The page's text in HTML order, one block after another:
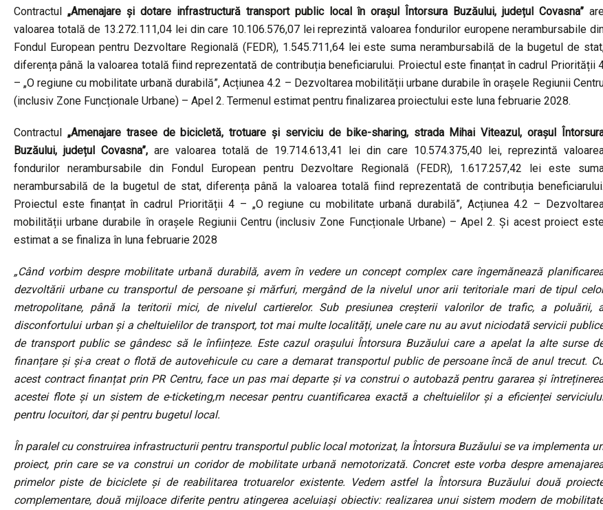
Contractul „Amenajare și dotare infrastructură transport public local în orașul Întorsura Buzăului, județul Covasna”
valoarea totală de 13.272.111,04 lei din care 10.106.576,07 lei reprezintă valoarea fondurilor europene nerambursabile
Fondul European pentru Dezvoltare Regională (FEDR), 1.545.711,64 lei este suma nerambursabilă de la bugetul de
diferența până la valoarea totală fiind reprezentată de contribuția beneficiarului. Proiectul este finanțat în cadrul Priorității
– „O regiune cu mobilitate urbană durabilă”, Acțiunea 4.2 – Dezvoltarea mobilității urbane durabile în orașele Regiunii
(inclusiv Zone Funcționale Urbane) – Apel 2. Termenul estimat pentru finalizarea proiectului este luna februarie 2028.
Contractul „Amenajare trasee de bicicletă, trotuare și serviciu de bike-sharing, strada Mihai Viteazul, orașul
Buzăului, județul Covasna”, are valoarea totală de 19.714.613,41 lei din care 10.574.375,40 lei, reprezintă
fondurilor nerambursabile din Fondul European pentru Dezvoltare Regională (FEDR), 1.617.257,42 lei este
nerambursabilă de la bugetul de stat, diferența până la valoarea totală fiind reprezentată de contribuția beneficiarului.
Proiectul este finanțat în cadrul Priorității 4 – „O regiune cu mobilitate urbană durabilă”, Acțiunea 4.2 –
mobilității urbane durabile în orașele Regiunii Centru (inclusiv Zone Funcționale Urbane) – Apel 2. Și acest proiect
estimat a se finaliza în luna februarie 2028
„Când vorbim despre mobilitate urbană durabilă, avem în vedere un concept complex care îngemănează
dezvoltării urbane cu transportul de persoane și mărfuri, mergând de la nivelul unor arii teritoriale mari de tipul
metropolitane, până la teritorii mici, de nivelul cartierelor. Sub presiunea creșterii valorilor de trafic, a poluării,
disconfortului urban și a cheltuielilor de transport, tot mai multe localități, unele care nu au avut niciodată servicii
de transport public se gândesc să le înființeze. Este cazul orașului Întorsura Buzăului care a apelat la alte surse
finanțare și și-a creat o flotă de autovehicule cu care a demarat transportul public de persoane încă de anul trecut.
acest contract finanțat prin PR Centru, face un pas mai departe și va construi o autobază pentru gararea și
acestei flote și un sistem de e-ticketing,m necesar pentru cuantificarea exactă a cheltuielilor și a eficienței
pentru locuitori, dar și pentru bugetul local.
În paralel cu construirea infrastructurii pentru transportul public local motorizat, la Întorsura Buzăului se va implementa
proiect, prin care se va construi un coridor de mobilitate urbană nemotorizată. Concret este vorba despre
primelor piste de biciclete și de reabilitarea trotuarelor existente. Vedem astfel la Întorsura Buzăului două
complementare, două mijloace diferite pentru atingerea aceluiași obiectiv: realizarea unui sistem modern de